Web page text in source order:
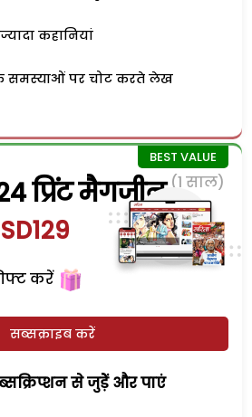
कहानियां
समस्याओं पर चोट करते लेख
प्रिंट मैगजीन (1 साल)
करें
सब्सक्राइब करें
से जुड़ेें और पाएं